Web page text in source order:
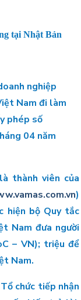
tại Nhật Bản
nghiệp
Nam đi làm
phép số
04 năm
thành viên của
)
hiện bộ Quy tắc
Nam đưa người
– VN); triệu để
Nam.
chức tiếp nhận